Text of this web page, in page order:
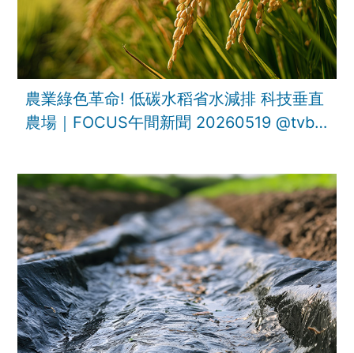
農業綠色革命! 低碳水稻省水減排 科技垂直
農場｜FOCUS午間新聞 20260519 ‪@tvbsf